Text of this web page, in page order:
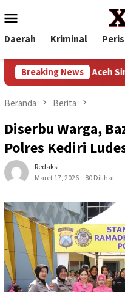
ke
kontenMobile
Daerah Kriminal
Breaking News
Pemkab Aceh Singkil
Beranda Berita
Diserbu Warga,
Polres Kediri
Redaksi
Maret 17, 2026
80 Dilihat